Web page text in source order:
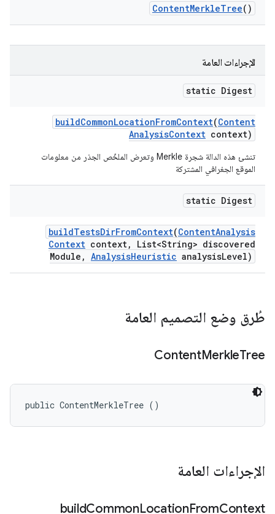
ContentMerkleTree()
الإجراءات العامة
static Digest
buildCommonLocationFromContext(Content
AnalysisContext context)
تنشئ هذه الدالة شجرة Merkle وتعرض الملخّص الجذر من معلومات
الموقع الجغرافي المشتركة
static Digest
buildTestsDirFromContext(ContentAnalysis
Context context,
List<String> discovered
Module , AnalysisHeuristic analysisLevel)
طُرق وضع التصميم العامة
ContentMerkleTree
public ContentMerkleTree ()
الإجراءات العامة
buildCommonLocationFromContext